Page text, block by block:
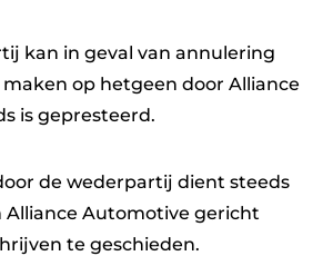
kan in geval van annulering
op hetgeen door Alliance
is gepresteerd.
de wederpartij dient steeds
Alliance Automotive gericht
te geschieden.